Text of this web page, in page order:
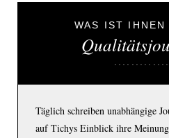
WAS IST IHNEN
Täglich schreiben unabhängige
auf Tichys Einblick ihre